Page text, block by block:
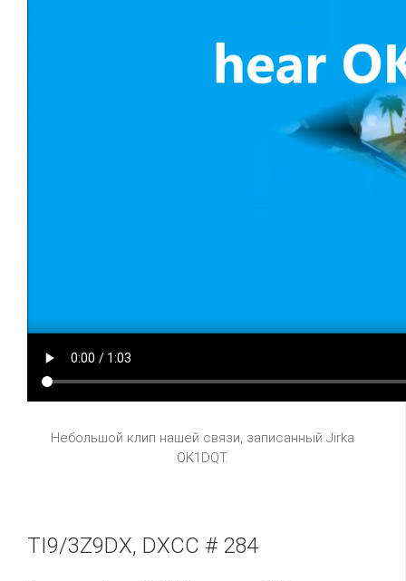
Небольшой клип нашей связи, записанный Jirka
OK1DQT.
TI9/3Z9DX, DXCC # 284